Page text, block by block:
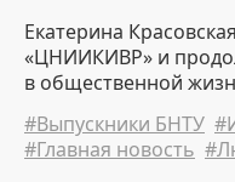
Екатерина
«ЦНИИКИВР» и
в общественной
#Выпускники БНТУ
#Главная новость